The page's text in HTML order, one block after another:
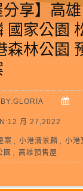
分享】高
國家公園
森林公園
月 27,2022
案 ,小港清景麟 ,小港
園 ,高雄預售屋